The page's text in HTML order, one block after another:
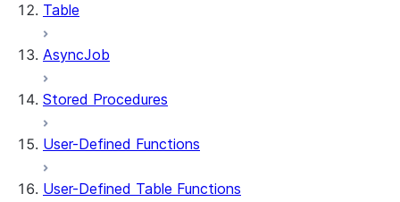
Table
AsyncJob
Stored Procedures
User-Defined Functions
User-Defined Table Functions